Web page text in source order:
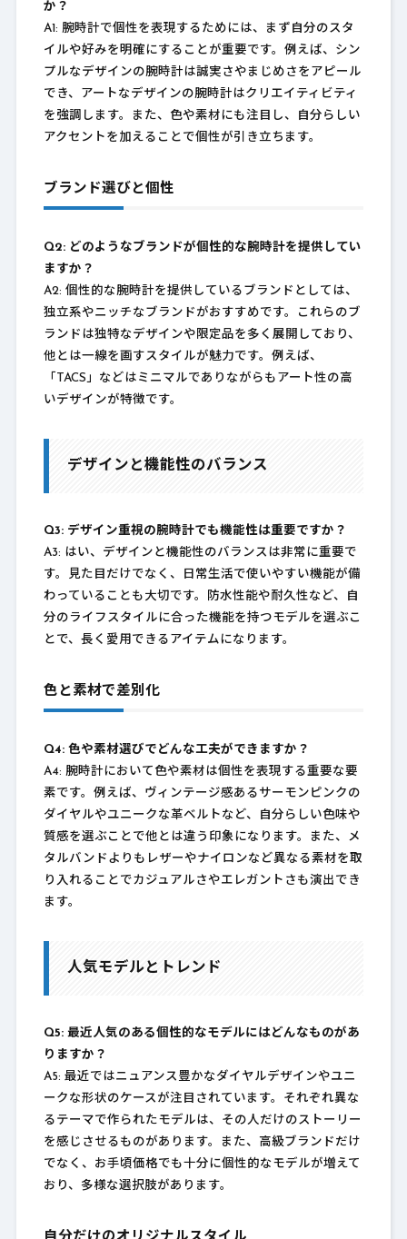
か？
A1: 腕時計で個性を表現するためには、まず自分のスタ
イルや好みを明確にすることが重要です。例えば、シン
プルなデザインの腕時計は誠実さやまじめさをアピール
でき、アートなデザインの腕時計はクリエイティビティ
を強調します。また、色や素材にも注目し、自分らしい
アクセントを加えることで個性が引き立ちます。
ブランド選びと個性
Q2: どのようなブランドが個性的な腕時計を提供してい
ますか？
A2: 個性的な腕時計を提供しているブランドとしては、
独立系やニッチなブランドがおすすめです。これらのブ
ランドは独特なデザインや限定品を多く展開しており、
他とは一線を画すスタイルが魅力です。例えば、
「TACS」などはミニマルでありながらもアート性の高
いデザインが特徴です。
デザインと機能性のバランス
Q3: デザイン重視の腕時計でも機能性は重要ですか？
A3: はい、デザインと機能性のバランスは非常に重要で
す。見た目だけでなく、日常生活で使いやすい機能が備
わっていることも大切です。防水性能や耐久性など、自
分のライフスタイルに合った機能を持つモデルを選ぶこ
とで、長く愛用できるアイテムになります。
色と素材で差別化
Q4: 色や素材選びでどんな工夫ができますか？
A4: 腕時計において色や素材は個性を表現する重要な要
素です。例えば、ヴィンテージ感あるサーモンピンクの
ダイヤルやユニークな革ベルトなど、自分らしい色味や
質感を選ぶことで他とは違う印象になります。また、メ
タルバンドよりもレザーやナイロンなど異なる素材を取
り入れることでカジュアルさやエレガントさも演出でき
ます。
人気モデルとトレンド
Q5: 最近人気のある個性的なモデルにはどんなものがあ
りますか？
A5: 最近ではニュアンス豊かなダイヤルデザインやユニ
ークな形状のケースが注目されています。それぞれ異な
るテーマで作られたモデルは、その人だけのストーリー
を感じさせるものがあります。また、高級ブランドだけ
でなく、お手頃価格でも十分に個性的なモデルが増えて
おり、多様な選択肢があります。